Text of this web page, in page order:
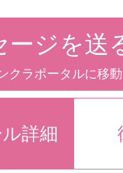
ージを送
クラポータルに移
詳細